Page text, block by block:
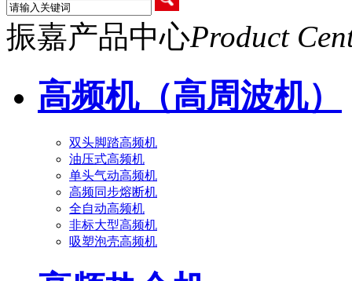
振嘉产品中心Product
高频机（高周波机）
双头脚踏高频机
油压式高频机
单头气动高频机
高频同步熔断机
全自动高频机
非标大型高频机
吸塑泡壳高频机